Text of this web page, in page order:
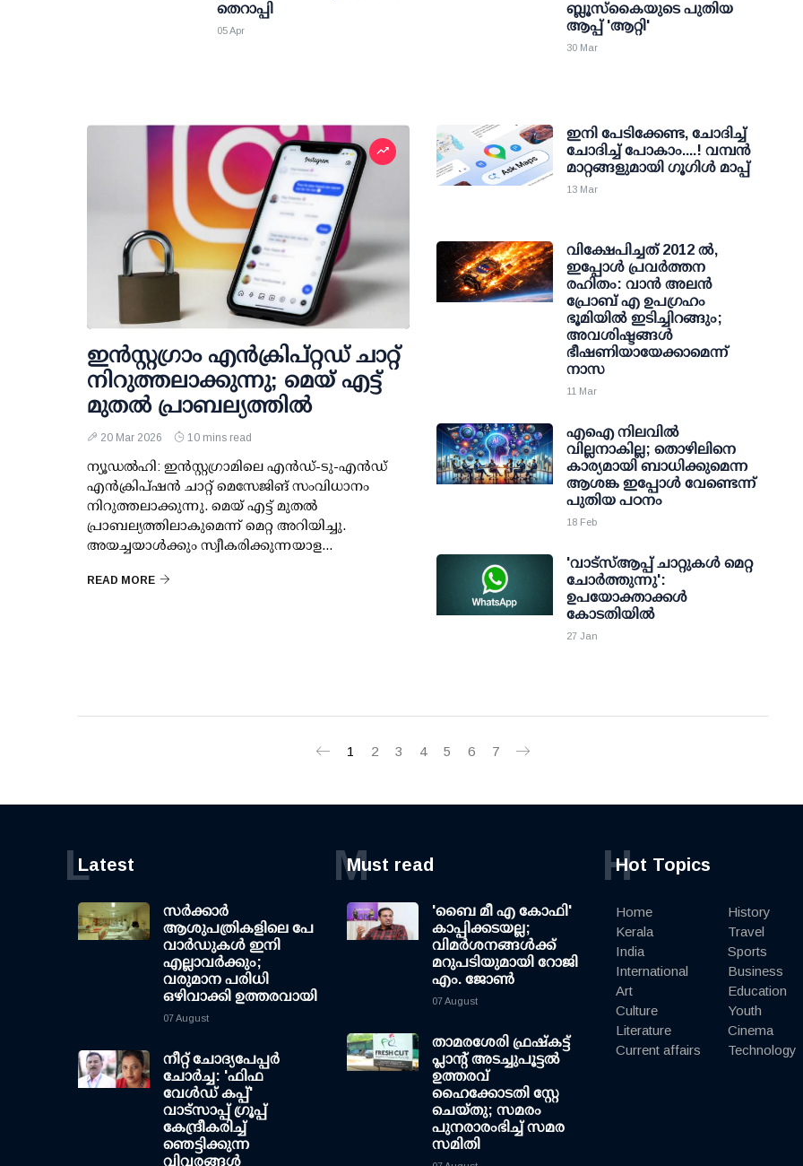
തെറാപ്പി
05 Apr
ബ്ലൂസ്‌കൈയുടെ പുതിയ
ആപ്പ് 'ആറ്റി'
30 Mar
ഇന്‍സ്റ്റഗ്രാം എന്‍ക്രിപ്റ്റഡ് ചാറ്റ്
നിറുത്തലാക്കുന്നു; മെയ് എട്ട്
മുതല്‍ പ്രാബല്യത്തില്‍
20 Mar 2026 10 mins read
ന്യൂഡല്‍ഹി: ഇന്‍സ്റ്റഗ്രാമിലെ എന്‍ഡ്-ടു-എന്‍ഡ്
എന്‍ക്രിപ്ഷന്‍ ചാറ്റ് മെസേജിങ് സംവിധാനം
നിറുത്തലാക്കുന്നു. മെയ് എട്ട് മുതല്‍
പ്രാബല്യത്തിലാകുമെന്ന് മെറ്റ അറിയിച്ചു.
അയച്ചയാള്‍ക്കും സ്വീകരിക്കുന്നയാള...
READ MORE
ഇനി പേടിക്കേണ്ട, ചോദിച്ച്
ചോദിച്ച് പോകാം....! വമ്പന്‍
മാറ്റങ്ങളുമായി ഗൂഗിള്‍ മാപ്പ്
13 Mar
വിക്ഷേപിച്ചത് 2012 ല്‍,
ഇപ്പോള്‍ പ്രവര്‍ത്തന
രഹിതം: വാന്‍ അലന്‍
പ്രോബ് എ ഉപഗ്രഹം
ഭൂമിയില്‍ ഇടിച്ചിറങ്ങും;
അവശിഷ്ടങ്ങള്‍
ഭീഷണിയായേക്കാമെന്ന്
നാസ
11 Mar
എഐ നിലവില്‍
വില്ലനാകില്ല; തൊഴിലിനെ
കാര്യമായി ബാധിക്കുമെന്ന
ആശങ്ക ഇപ്പോള്‍ വേണ്ടെന്ന്
പുതിയ പഠനം
18 Feb
'വാട്സ്ആപ്പ് ചാറ്റുകള്‍ മെറ്റ
ചോര്‍ത്തുന്നു':
ഉപയോക്താക്കള്‍
കോടതിയില്‍
27 Jan
1 2 3 4 5 6 7
Latest
L
സര്‍ക്കാര്‍
ആശുപത്രികളിലെ പേ
വാര്‍ഡുകള്‍ ഇനി
എല്ലാവര്‍ക്കും;
വരുമാന പരിധി
ഒഴിവാക്കി ഉത്തരവായി
07 August
നീറ്റ് ചോദ്യപേപ്പര്‍
ചോര്‍ച്ച: 'ഫിഫ
വേള്‍ഡ് കപ്പ്'
വാട്സാപ്പ് ഗ്രൂപ്പ്
കേന്ദ്രീകരിച്ച്
ഞെട്ടിക്കുന്ന
വിവരങ്ങള്‍
Must read
M
'ബൈ മീ എ കോഫി'
കാപ്പിക്കടയല്ല;
വിമര്‍ശനങ്ങള്‍ക്ക്
മറുപടിയുമായി റോജി
എം. ജോണ്‍
07 August
താമരശേരി ഫ്രഷ്കട്ട്
പ്ലാന്റ് അടച്ചുപൂട്ടൽ
ഉത്തരവ്
ഹൈക്കോടതി സ്റ്റേ
ചെയ്തു; സമരം
പുനരാരംഭിച്ച് സമര
സമിതി
Hot Topics
H
Home
Kerala
India
International
Art
Culture
Literature
Current affairs
History
Travel
Sports
Business
Education
Youth
Cinema
Technology